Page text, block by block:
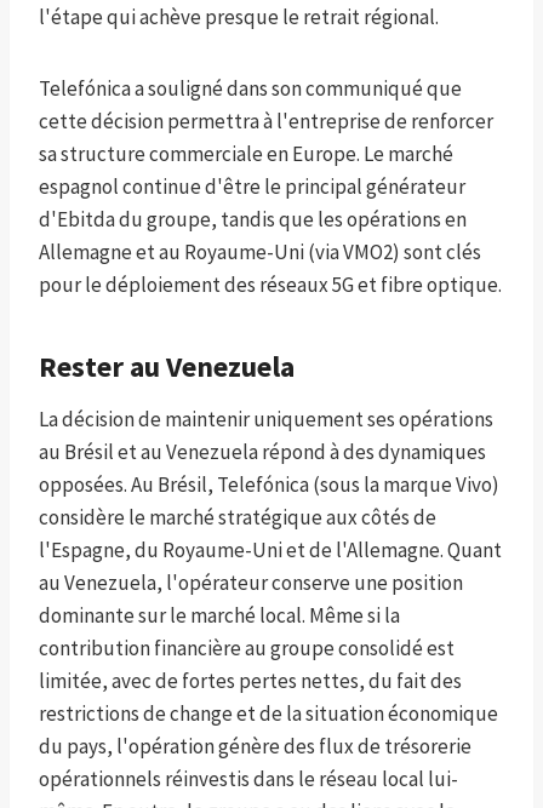
l'étape qui achève presque le retrait régional.
Telefónica a souligné dans son communiqué que
cette décision permettra à l'entreprise de renforcer
sa structure commerciale en Europe. Le marché
espagnol continue d'être le principal générateur
d'Ebitda du groupe, tandis que les opérations en
Allemagne et au Royaume-Uni (via VMO2) sont clés
pour le déploiement des réseaux 5G et fibre optique.
Rester au Venezuela
La décision de maintenir uniquement ses opérations
au Brésil et au Venezuela répond à des dynamiques
opposées. Au Brésil, Telefónica (sous la marque Vivo)
considère le marché stratégique aux côtés de
l'Espagne, du Royaume-Uni et de l'Allemagne. Quant
au Venezuela, l'opérateur conserve une position
dominante sur le marché local. Même si la
contribution financière au groupe consolidé est
limitée, avec de fortes pertes nettes, du fait des
restrictions de change et de la situation économique
du pays, l'opération génère des flux de trésorerie
opérationnels réinvestis dans le réseau local lui-